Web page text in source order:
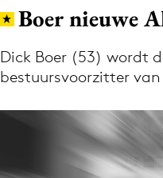
Volg het laatste
Boer nieuwe
Dick Boer (53) wordt
bestuursvoorzitter